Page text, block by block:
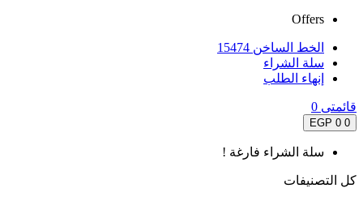
Offers
الخط الساخن 15474
سلة الشراء
إنهاء الطلب
قائمتى 0
0
0 EGP
سلة الشراء فارغة !
كل التصنيفات